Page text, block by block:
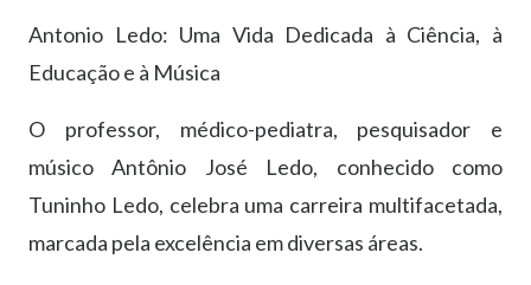
Antonio Ledo: Uma Vida Dedicada à Ciência, à
Educação e à Música
O professor, médico-pediatra, pesquisador e
músico Antônio José Ledo, conhecido como
Tuninho Ledo, celebra uma carreira multifacetada,
marcada pela excelência em diversas áreas.